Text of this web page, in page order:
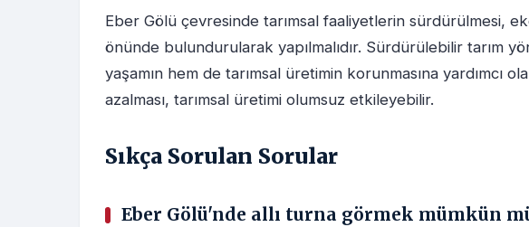
Eber Gölü çevresinde tarımsal faaliyetlerin sürdürülmesi,
önünde bulundurularak yapılmalıdır. Sürdürülebilir tarım
yaşamın hem de tarımsal üretimin korunmasına yardımcı
azalması, tarımsal üretimi olumsuz etkileyebilir.
Sıkça Sorulan Sorular
Eber Gölü'nde allı turna görmek mümkün